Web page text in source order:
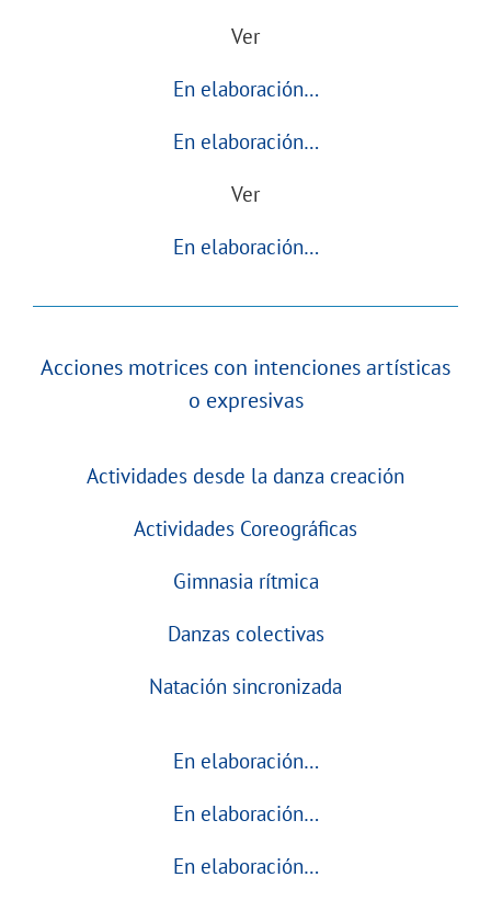
Ver
En elaboración…
En elaboración…
Ver
En elaboración…
Acciones motrices con intenciones artísticas
o expresivas
Actividades desde la danza creación
Actividades Coreográficas
Gimnasia rítmica
Danzas colectivas
Natación sincronizada
En elaboración…
En elaboración…
En elaboración…